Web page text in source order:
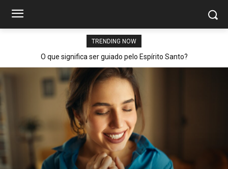
TRENDING NOW
O que significa ser guiado pelo Espírito Santo?